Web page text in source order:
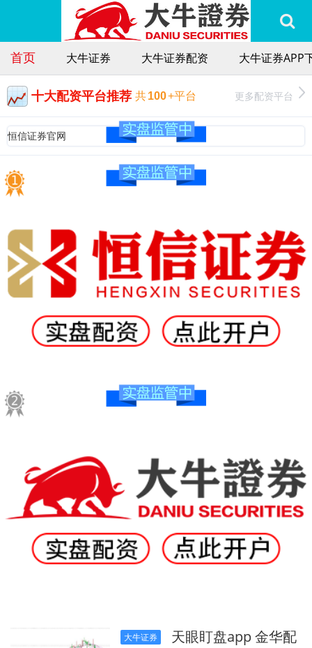
首页 大牛证券 大牛证券配资 大牛证券APP
十大配资平台推荐 共100+平台 更多配资平台
恒信证券官网
大牛证券